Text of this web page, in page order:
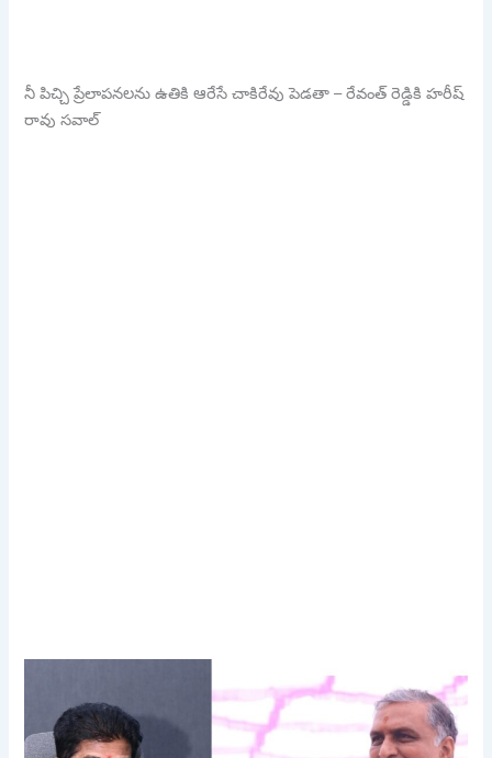
నీ పిచ్చి ప్రేలాపనలను ఉతికి ఆరేసే చాకిరేవు పెడతా – రేవంత్ రెడ్డికి హరీష్
రావు సవాల్